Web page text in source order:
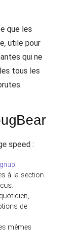
que les
utile pour
qui ne
tous les
speed :
.
à la section
de
mêmes